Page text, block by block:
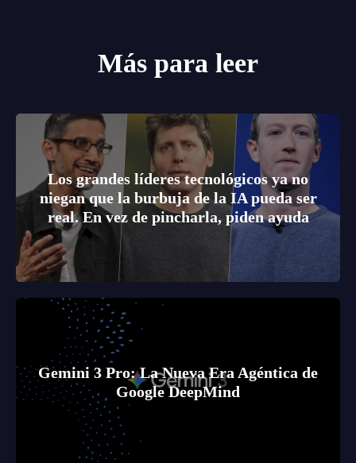
Más para leer
Los grandes líderes tecnológicos ya no
niegan que la burbuja de la IA pueda ser
real. En vez de pincharla, piden ayuda
Gemini 3 Pro: La Nueva Era Agéntica de
Google DeepMind